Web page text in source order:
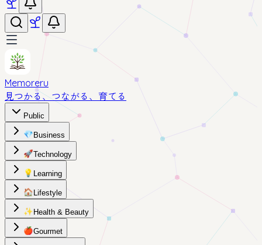
Memoreru
見つかる、つながる、育てる
Public
💎 Business
🚀Technology
💡 Learning
🏠 Lifestyle
✨ Health & Beauty
🍎Gourmet